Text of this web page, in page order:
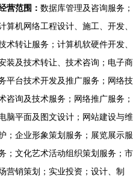
营范围： 数据库管理及咨询服务；
算机网络工程设计、施工、开发、
术转让服务；计算机软硬件开发、
装及技术转让、技术咨询；电子商
平台技术开发及推广服务；网络技
咨询及技术服务；网络推广服务；
脑平面及图文设计；网站建设与维
；企业形象策划服务；展览展示服
；文化艺术活动组织策划服务；市
营销策划；实业投资；设计、制